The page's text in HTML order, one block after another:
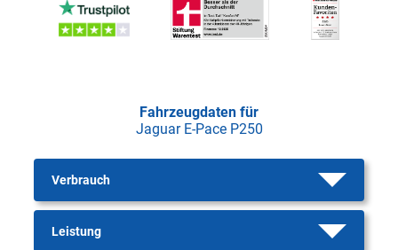
Fahrzeugdaten für
Jaguar E-Pace P250
Verbrauch
Leistung